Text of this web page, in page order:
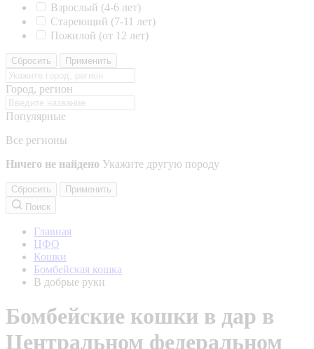
Взрослый (4-6 лет)
Стареющий (7-11 лет)
Пожилой (от 12 лет)
Сбросить Применить
Город, регион
Популярные
Все регионы
Ничего не найдено Укажите другую породу
Сбросить
Применить
Поиск
Главная
ЦФО
Кошки
Бомбейская кошка
В добрые руки
Бомбейские кошки в дар в
Центральном федеральном